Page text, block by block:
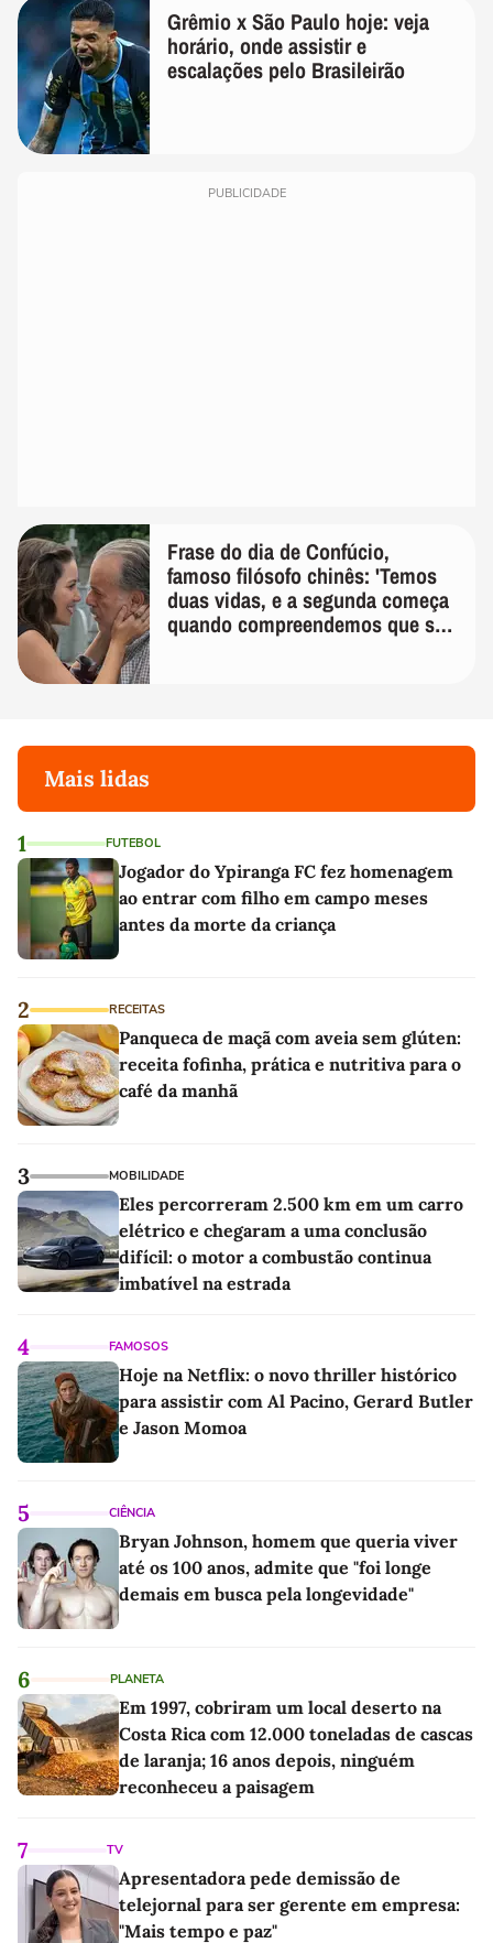
Grêmio x São Paulo hoje: veja
horário, onde assistir e
escalações pelo Brasileirão
PUBLICIDADE
Frase do dia de Confúcio,
famoso filósofo chinês: 'Temos
duas vidas, e a segunda começa
quando compreendemos que só
Mais lidas
1 FUTEBOL
Jogador do Ypiranga FC fez homenagem
ao entrar com filho em campo meses
antes da morte da criança
2 RECEITAS
Panqueca de maçã com aveia sem glúten:
receita fofinha, prática e nutritiva para o
café da manhã
3 MOBILIDADE
Eles percorreram 2.500 km em um carro
elétrico e chegaram a uma conclusão
difícil: o motor a combustão continua
imbatível na estrada
4 FAMOSOS
Hoje na Netflix: o novo thriller histórico
para assistir com Al Pacino, Gerard Butler
e Jason Momoa
5 CIÊNCIA
Bryan Johnson, homem que queria viver
até os 100 anos, admite que "foi longe
demais em busca pela longevidade"
6 PLANETA
Em 1997, cobriram um local deserto na
Costa Rica com 12.000 toneladas de cascas
de laranja; 16 anos depois, ninguém
reconheceu a paisagem
7 TV
Apresentadora pede demissão de
telejornal para ser gerente em empresa:
"Mais tempo e paz"